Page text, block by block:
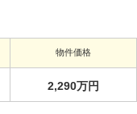
物件価格
2,290万円